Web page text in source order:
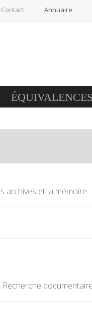
Contact Annuaire
ÉQUIVALENCES
archives et la mémoire.